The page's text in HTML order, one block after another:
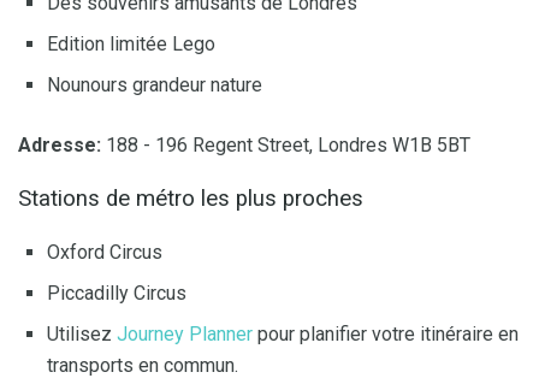
Edition limitée Lego
Nounours grandeur nature
Adresse: 188 - 196 Regent Street, Londres W1B 5BT
Stations de métro les plus proches
Oxford Circus
Piccadilly Circus
Utilisez Journey Planner pour planifier votre itinéraire en
transports en commun.